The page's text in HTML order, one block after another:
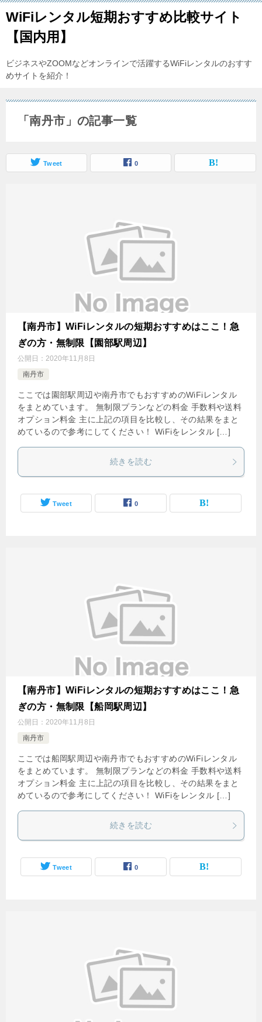
WiFiレンタル短期おすすめ比較サイト
【国内用】
ビジネスやZOOMなどオンラインで活躍するWiFiレンタルのおすす
めサイトを紹介！
「南丹市」の記事一覧
Tweet 0
【南丹市】WiFiレンタルの短期おすすめはここ！急
ぎの方・無制限【園部駅周辺】
公開日： 2020年11月8日
南丹市
ここでは園部駅周辺や南丹市でもおすすめのWiFiレンタル
をまとめています。 無制限プランなどの料金 手数料や送料
オプション料金 主に上記の項目を比較し、その結果をまと
めているので参考にしてください！ WiFiをレンタル […]
続きを読む
Tweet 0
【南丹市】WiFiレンタルの短期おすすめはここ！急
ぎの方・無制限【船岡駅周辺】
公開日： 2020年11月8日
南丹市
ここでは船岡駅周辺や南丹市でもおすすめのWiFiレンタル
をまとめています。 無制限プランなどの料金 手数料や送料
オプション料金 主に上記の項目を比較し、その結果をまと
めているので参考にしてください！ WiFiをレンタル […]
続きを読む
Tweet 0